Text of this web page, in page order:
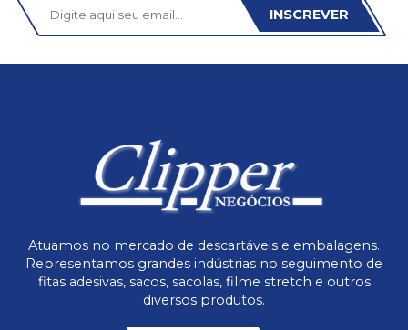
INSCREVER
Atuamos no mercado de descartáveis e embalagens.
Representamos grandes indústrias no seguimento de
fitas adesivas, sacos, sacolas, filme stretch e outros
diversos produtos.